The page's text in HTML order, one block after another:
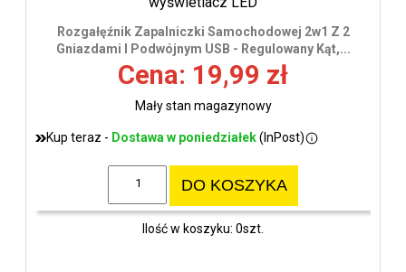
Rozgałęźnik Zapalniczki Samochodowej 2w1 Z 2
Gniazdami I Podwójnym USB - Regulowany Kąt,...
Cena: 19,99 zł
Mały stan magazynowy
Kup teraz - Dostawa w poniedziałek(InPost)
DO KOSZYKA
Ilość w koszyku: 0szt.